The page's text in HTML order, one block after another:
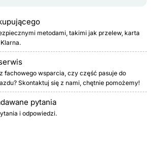
metodami, takimi jak przelew, karta
fachowego wsparcia, czy część pasuje do
Skontaktuj się z nami, chętnie pomożemy!
pytania
i odpowiedzi.